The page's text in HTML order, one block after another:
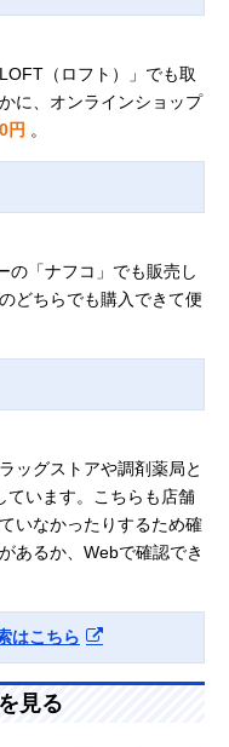
（ロフト）」でも取
に、オンラインショップ
円 。
の「ナフコ」でも販売し
どちらでも購入できて便
ッグストアや調剤薬局と
ています。こちらも店舗
いなかったりするため確
あるか、Webで確認でき
はこちら
見る